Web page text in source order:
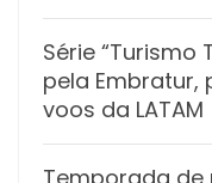
Série “Turismo
pela Embratur,
voos da LATAM